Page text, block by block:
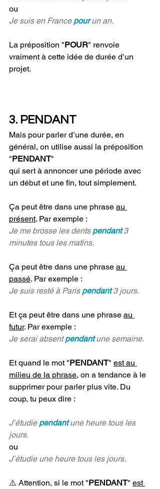
ou
Je suis en France pour un an.
La préposition "POUR" renvoie
vraiment à cette idée de durée d’un
projet.
3. PENDANT
Mais pour parler d’une durée, en
général, on utilise aussi la préposition
"PENDANT"
qui sert à annoncer une période avec
un début et une fin, tout simplement.
Ça peut être dans une phrase au
présent. Par exemple :
Je me brosse les dents pendant 3
minutes tous les matins.
Ça peut être dans une phrase au
passé. Par exemple :
Je suis resté à Paris pendant 3 jours.
Et ça peut être dans une phrase au
futur. Par exemple :
Je serai absent pendant une semaine.
Et quand le mot "PENDANT" est au
milieu de la phrase, on a tendance à le
supprimer pour parler plus vite. Du
coup, tu peux dire :
J’étudie pendant une heure tous les
jours.
ou
J’étudie une heure tous les jours.
⚠️ Attention, si le mot "PENDANT" est